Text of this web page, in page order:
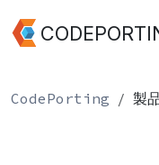
CodePorting 製